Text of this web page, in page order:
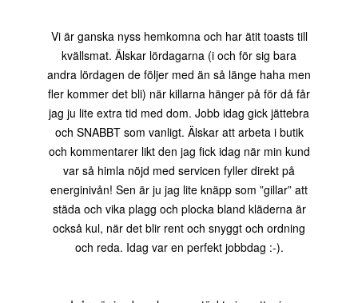
Vi är ganska nyss hemkomna och har ätit toasts till
kvällsmat. Älskar lördagarna (i och för sig bara
andra lördagen de följer med än så länge haha men
fler kommer det bli) när killarna hänger på för då får
jag ju lite extra tid med dom. Jobb idag gick jättebra
och SNABBT som vanligt. Älskar att arbeta i butik
och kommentarer likt den jag fick idag när min kund
var så himla nöjd med servicen fyller direkt på
energinivån! Sen är ju jag lite knäpp som ”gillar” att
städa och vika plagg och plocka bland kläderna är
också kul, när det blir rent och snyggt och ordning
och reda. Idag var en perfekt jobbdag :-).